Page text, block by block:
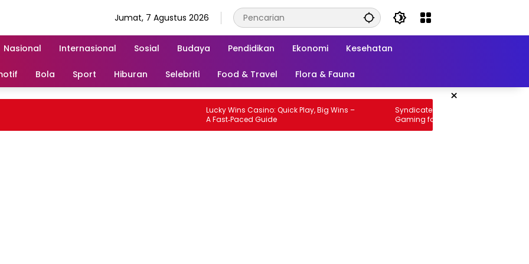
Jumat, 7 Agustus 2026
Nasional Internasional Sosial Budaya Pendidikan Ekonomi Kesehatan
Bola Sport Hiburan Selebriti Food & Travel Flora & Fauna
×
Lucky Wins Casino: Quick Play, Big Wins –
A Fast‑Paced Guide
Syndicate Casino: High‑Intensity
Gaming for Quick Wins